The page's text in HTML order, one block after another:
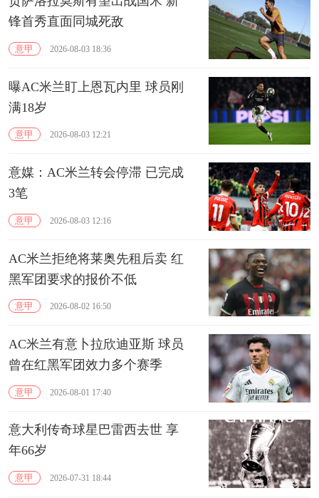
锋首秀直面同城死敌
意甲 2026-08-03 18:36
曝AC米兰盯上恩瓦内里 球员刚
满18岁
意甲 2026-08-03 12:21
意媒：AC米兰转会停滞 已完成
3笔
意甲 2026-08-03 12:16
AC米兰拒绝将莱奥先租后卖 红
黑军团要求的报价不低
意甲 2026-08-02 16:50
AC米兰有意卜拉欣迪亚斯 球员
曾在红黑军团效力多个赛季
意甲 2026-08-01 17:40
意大利传奇球星巴雷西去世 享
年66岁
意甲 2026-07-31 18:44